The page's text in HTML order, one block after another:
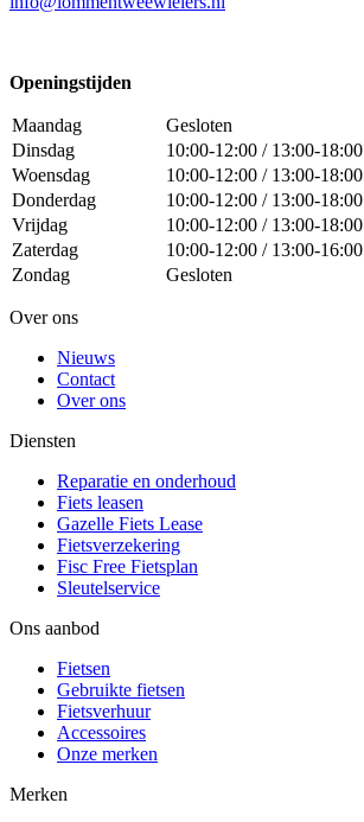
Openingstijden
Maandag
Gesloten
Dinsdag
10:00-12:00 / 13:00-18:00
Woensdag
10:00-12:00 / 13:00-18:00
Donderdag
10:00-12:00 / 13:00-18:00
Vrijdag
10:00-12:00 / 13:00-18:00
Zaterdag
10:00-12:00 / 13:00-16:00
Zondag
Gesloten
Over ons
Nieuws
Contact
Over ons
Diensten
Reparatie en onderhoud
Fiets leasen
Gazelle Fiets Lease
Fietsverzekering
Fisc Free Fietsplan
Sleutelservice
Ons aanbod
Fietsen
Gebruikte fietsen
Fietsverhuur
Accessoires
Onze merken
Merken